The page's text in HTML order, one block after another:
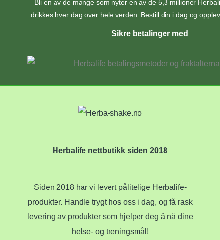
Bli en av de mange som nyter en av de 5,3 millioner
drikkes hver dag over hele verden! Bestill din i dag og
Sikre betalinger med
Herbalife nettbutikk siden 2018
Siden 2018 har vi levert pålitelige Herbalife-
produkter. Handle trygt hos oss i dag, og få rask
levering av produkter som hjelper deg å nå dine
helse- og treningsmål!